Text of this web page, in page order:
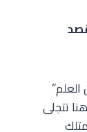
تتجلى